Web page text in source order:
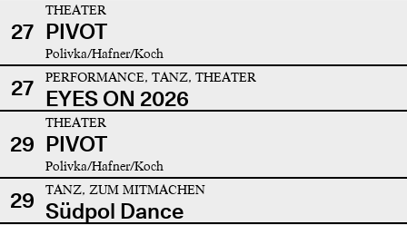
27
THEATER
PIVOT
Polivka/Hafner/Koch
27 PERFORMANCE, TANZ, THEATER
EYES ON 2026
29
THEATER
PIVOT
Polivka/Hafner/Koch
29 TANZ, ZUM MITMACHEN
Südpol Dance